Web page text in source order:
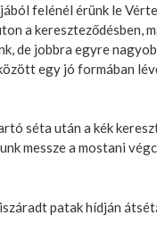
felénél érünk le
a kereszteződésben,
de jobbra egyre
egy jó formában
séta után a kék
messze a mostani
patak hídján